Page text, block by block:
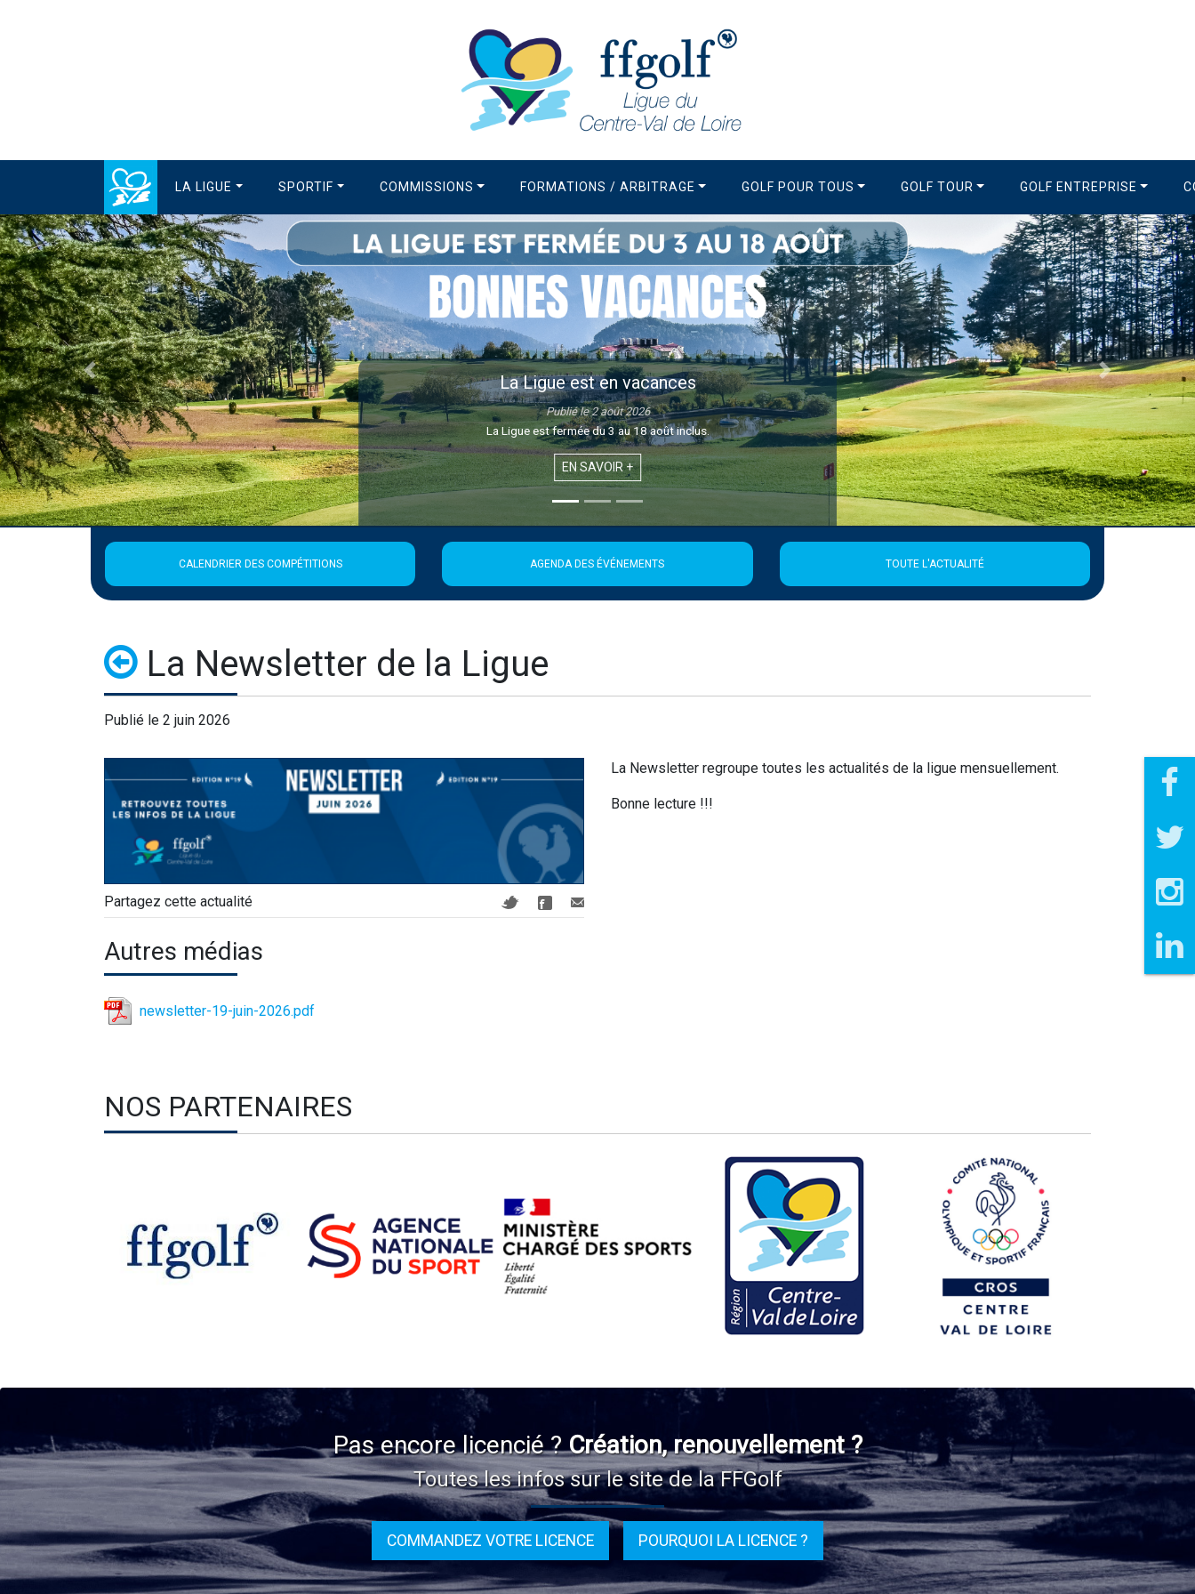
LA LIGUE SPORTIF COMMISSIONS FORMATIONS / ARBITRAGE GOLF POUR TOUS GOLF TOUR GOLF ENTREPRISE
La Ligue est en vacances
Publié le 2 août 2026
La Ligue est fermée du 3 au 18 août inclus.
EN SAVOIR +
Précédent Suivant
CALENDRIER DES COMPÉTITIONS AGENDA DES ÉVÉNEMENTS TOUTE L'ACTUALITÉ
La Newsletter de la Ligue
Publié le 2 juin 2026
Partagez cette actualité
La Newsletter regroupe toutes les actualités de la ligue mensuellement.
Bonne lecture !!!
Autres médias
newsletter-19-juin-2026.pdf
NOS PARTENAIRES
Pas encore licencié ?Création, renouvellement ?
Toutes les infos sur le site de la FFGolf
COMMANDEZ VOTRE LICENCE POURQUOI LA LICENCE ?